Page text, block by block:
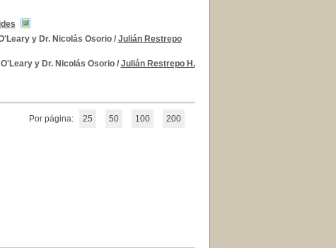
y Dr. Nicolás Osorio/ Julián Restrepo
y Dr. Nicolás Osorio/ Julián Restrepo H.
Por página: 25 50 100 200